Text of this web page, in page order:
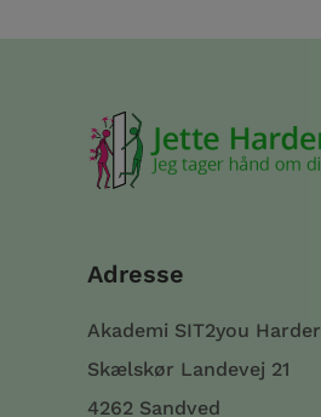
Adresse
Akademi SIT2you Harder
Skælskør Landevej 21
4262 Sandved